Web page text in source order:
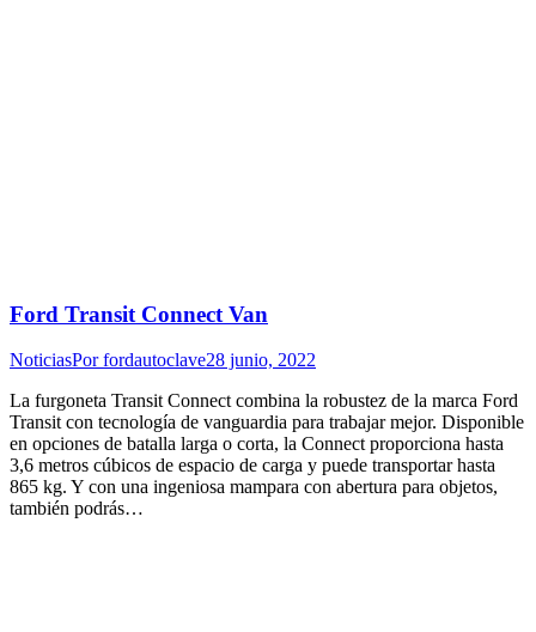
Ford Transit Connect Van
NoticiasPorfordautoclave28 junio, 2022
La furgoneta Transit Connect combina la robustez de la marca Ford
Transit con tecnología de vanguardia para trabajar mejor. Disponible
en opciones de batalla larga o corta, la Connect proporciona hasta
3,6 metros cúbicos de espacio de carga y puede transportar hasta
865 kg. Y con una ingeniosa mampara con abertura para objetos,
también podrás…